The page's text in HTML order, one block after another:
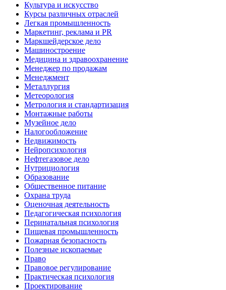
Культура и искусство
Курсы различных отраслей
Легкая промышленность
Маркетинг, реклама и PR
Маркшейдерское дело
Машиностроение
Медицина и здравоохранение
Менеджер по продажам
Менеджмент
Металлургия
Метеорология
Метрология и стандартизация
Монтажные работы
Музейное дело
Налогообложение
Недвижимость
Нейропсихология
Нефтегазовое дело
Нутрициология
Образование
Общественное питание
Охрана труда
Оценочная деятельность
Педагогическая психология
Перинатальная психология
Пищевая промышленность
Пожарная безопасность
Полезные ископаемые
Право
Правовое регулирование
Практическая психология
Проектирование